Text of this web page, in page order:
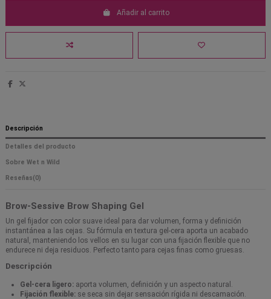
Añadir al carrito
Descripción
Detalles del producto
Sobre Wet n Wild
Reseñas(0)
Brow-Sessive Brow Shaping Gel
Un gel fijador con color suave ideal para dar volumen, forma y definición
instantánea a las cejas. Su fórmula en textura gel-cera aporta un acabado
natural, manteniendo los vellos en su lugar con una fijación flexible que no
endurece ni deja residuos. Perfecto tanto para cejas finas como gruesas.
Descripción
Gel-cera ligero: aporta volumen, definición y un aspecto natural.
Fijación flexible: se seca sin dejar sensación rígida ni descamación.